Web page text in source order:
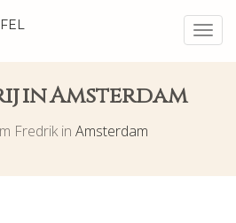
in Amsterdam
Fredrik in Amsterdam